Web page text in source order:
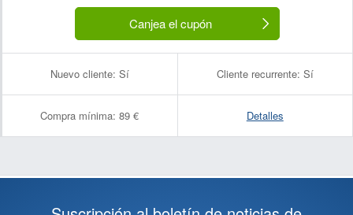
Canjea el cupón
Nuevo cliente: Sí Cliente recurrente: Sí
Compra mínima: 89 € Detalles